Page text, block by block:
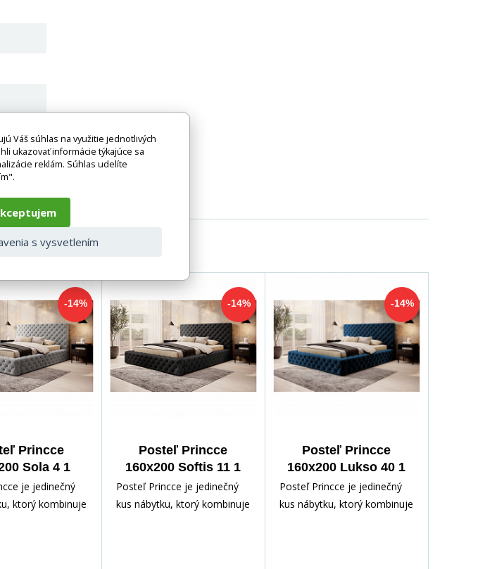
-14%
Princce
Sola 4 1
je jedinečný
ktorý kombinuje
-14%
Posteľ Princce
160x200 Softis 11 1
Posteľ Princce je jedinečný
kus nábytku, ktorý kombinuje
-14%
Posteľ Princce
160x200 Lukso 40 1
Posteľ Princce je jedinečný
kus nábytku, ktorý kombinuje
Váš súhlas na využitie jednotlivých
ukazovať informácie týkajúce sa
reklám. Súhlas udelíte
s vysvetlením